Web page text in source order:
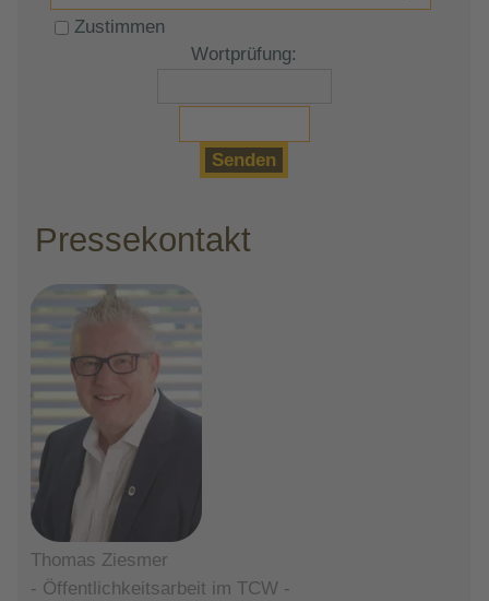
Zustimmen
Wortprüfung:
Pressekontakt
Thomas Ziesmer
- Öffentlichkeitsarbeit im TCW -